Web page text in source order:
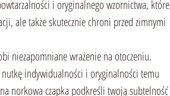
i oryginalnego wzornictwa, które
ale także skutecznie chroni przed zimnymi
niezapomniane wrażenie na otoczeniu.
indywidualności i oryginalności temu
norkowa czapka podkreśli twoją subtelność